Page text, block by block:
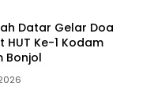
Datar Gelar Doa
HUT Ke-1 Kodam
Bonjol